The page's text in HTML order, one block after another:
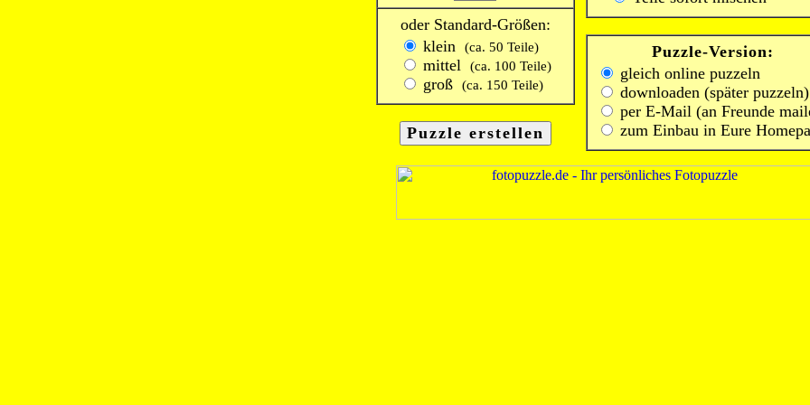
oder Standard-Größen:
klein
(ca. 50 Teile)
mittel (ca. 100 Teile)
groß (ca. 150 Teile)
Puzzle-Version:
gleich online puzzeln
downloaden (später puzzeln)
per E-Mail (an Freunde
zum Einbau in Eure